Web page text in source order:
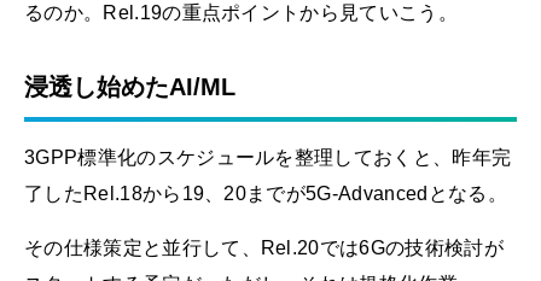
るのか。Rel.19の重点ポイントから見ていこう。
浸透し始めたAI/ML
3GPP標準化のスケジュールを整理しておくと、昨年完
了したRel.18から19、20までが5G-Advancedとなる。
その仕様策定と並行して、Rel.20では6Gの技術検討が